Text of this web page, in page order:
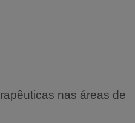
nas áreas de